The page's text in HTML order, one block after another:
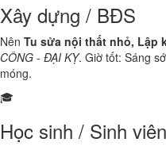
Xây dựng / BĐS
Nên Tu sửa nội thất nhỏ, Lập
CÔNG - ĐẠI KỴ. Giờ tốt: Sáng
móng.
🎓
Học sinh / Sinh viên